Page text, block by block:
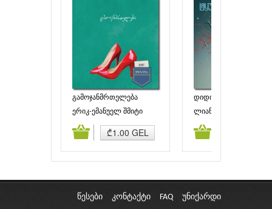
გამოჯანმრთელება
ერიკ-ემანუელ შმიტი
₾1.00 GEL
დიდი პატარა
ლიან მორიარტი
კალათაში დამატება კალათაში
წესები კონტაქტი FAQ უნიქარდი